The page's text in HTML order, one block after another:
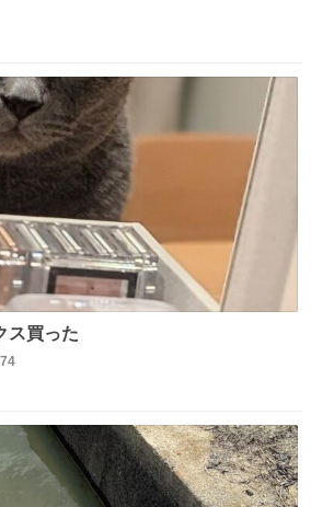
堅実に生きるのを周縁化する ・恋
境を求め他大学に移るのを批判する
ス買った